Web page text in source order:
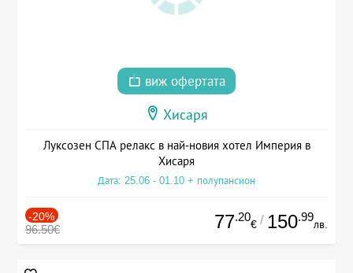
виж офертата
Хисаря
Луксозен СПА релакс в най-новия хотел Империя в
Хисаря
Дата: 25.06 - 01.10 + полупансион
-20%
96.50€ 77.20
€ / 150.99
лв.